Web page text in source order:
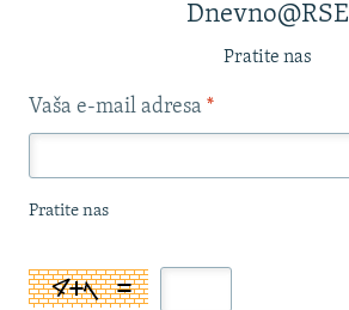
Dnevno@RSE
Pratite nas
Vaša e-mail adresa *
Pratite nas